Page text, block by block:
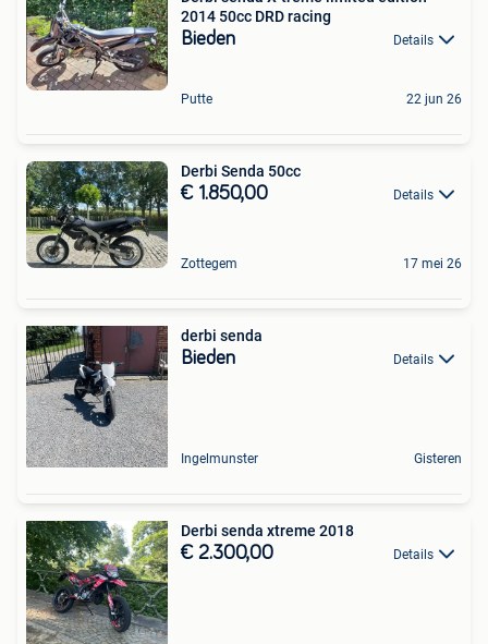
2014 50cc DRD racing
Bieden Details
Putte 22 jun 26
Derbi Senda 50cc
€ 1.850,00 Details
Zottegem 17 mei 26
derbi senda
Bieden Details
Ingelmunster Gisteren
Derbi senda xtreme 2018
€ 2.300,00 Details